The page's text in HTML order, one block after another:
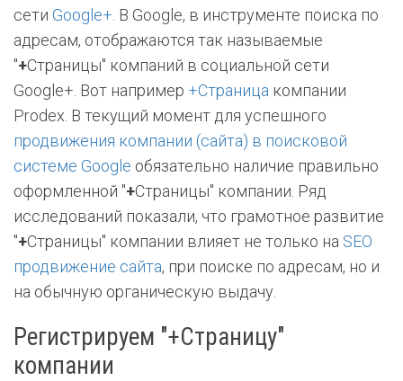
сети Google+ . В Google, в инструменте поиска по
адресам, отображаются так называемые
"+Страницы" компаний в социальной сети
Google+. Вот например +Страница компании
Prodex. В текущий момент для успешного
продвижения компании (сайта) в поисковой
системе Google обязательно наличие правильно
оформленной "+Страницы" компании. Ряд
исследований показали, что грамотное развитие
"+Страницы" компании влияет не только на SEO
продвижение сайта, при поиске по адресам, но и
на обычную органическую выдачу.
Регистрируем "+Страницу"
компании